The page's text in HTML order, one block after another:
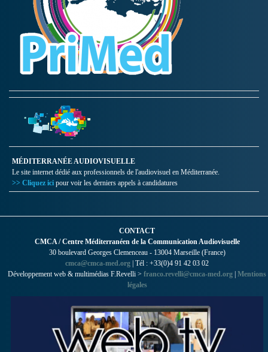
MÉDITERRANÉE AUDIOVISUELLE
Le site internet dédié aux professionnels de l'audiovisuel en Méditerranée.
>> Cliquez ici pour voir les derniers appels à candidatures
CONTACT
CMCA / Centre Méditerranéen de la Communication Audiovisuelle
30 boulevard Georges Clemenceau - 13004 Marseille (France)
cmca@cmca-med.org | Tél : +33(0)4 91 42 03 02
Développement web & multimédias F.Revelli > franco.revelli@cmca-med.org | Mentions
légales